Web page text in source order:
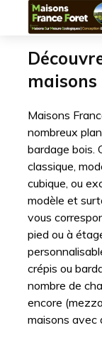
maisons
Maisons
nombreux
bardage bois.
classique,
cubique, ou
modèle et
vous
pied ou à
crépis ou
nombre de
encore
maisons avec